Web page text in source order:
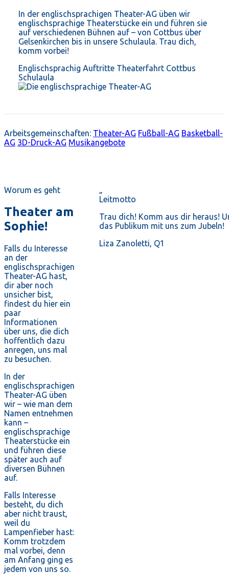
In der englischsprachigen Theater-AG üben wir
englischsprachige Theaterstücke ein und führen sie
auf verschiedenen Bühnen auf – von Cottbus über
Gelsenkirchen bis in unsere Schulaula. Trau dich,
komm vorbei!
Englischsprachig Auftritte Theaterfahrt Cottbus
Schulaula
Arbeitsgemeinschaften: Theater-AG Fußball-AG Basketball-
AG 3D-Druck-AG Musikangebote
Worum es geht
Theater am
Sophie!
Falls du Interesse
an der
englischsprachigen
Theater-AG hast,
dir aber noch
unsicher bist,
findest du hier ein
paar
Informationen
über uns, die dich
hoffentlich dazu
anregen, uns mal
zu besuchen.
In der
englischsprachigen
Theater-AG üben
wir – wie man dem
Namen entnehmen
kann –
englischsprachige
Theaterstücke ein
und führen diese
später auch auf
diversen Bühnen
auf.
Falls Interesse
besteht, du dich
aber nicht traust,
weil du
Lampenfieber hast:
Komm trotzdem
mal vorbei, denn
am Anfang ging es
jedem von uns so.
„
Leitmotto
Trau dich! Komm aus dir heraus!
das Publikum mit uns zum Jubeln!
Liza Zanoletti, Q1